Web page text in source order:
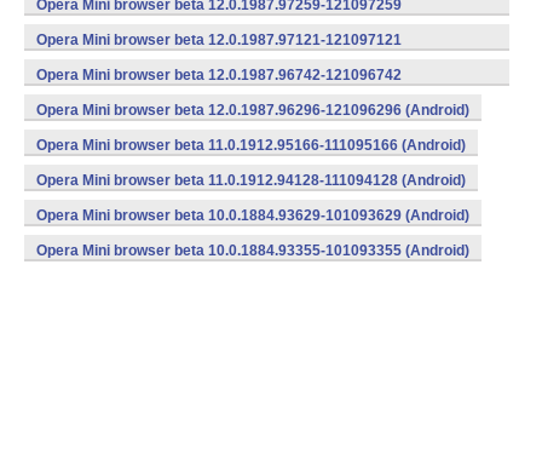
Opera Mini browser beta 12.0.1987.97259-121097259
(armeabi) (Android)
Opera Mini browser beta 12.0.1987.97121-121097121
(armeabi) (Android)
Opera Mini browser beta 12.0.1987.96742-121096742
(armeabi) (Android)
Opera Mini browser beta 12.0.1987.96296-121096296 (Android)
Opera Mini browser beta 11.0.1912.95166-111095166 (Android)
Opera Mini browser beta 11.0.1912.94128-111094128 (Android)
Opera Mini browser beta 10.0.1884.93629-101093629 (Android)
Opera Mini browser beta 10.0.1884.93355-101093355 (Android)